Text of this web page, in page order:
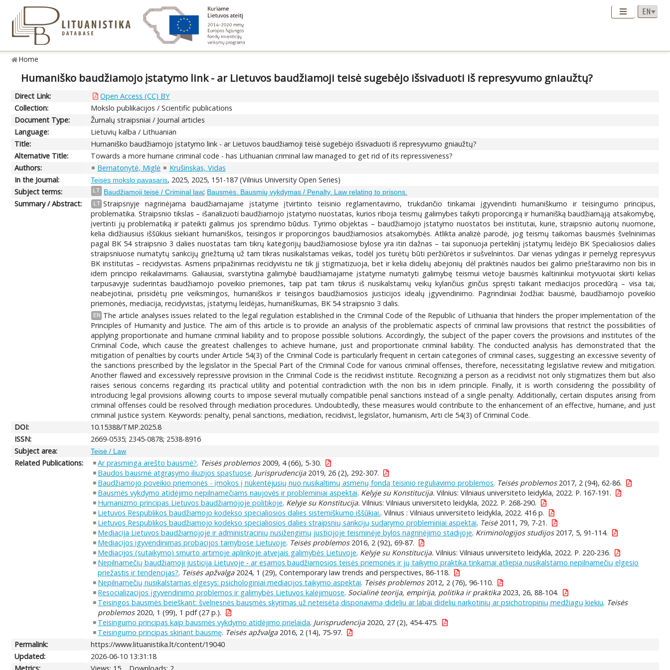
Home
Humaniško baudžiamojo įstatymo link - ar Lietuvos baudžiamoji teisė sugebėjo išsivaduoti iš represyvumo gniaužtų?
Direct Link:
Open Access (CC) BY
Collection:
Mokslo publikacijos / Scientific publications
Document Type:
Žurnalų straipsniai / Journal articles
Language:
Lietuvių kalba / Lithuanian
Title:
Humaniško baudžiamojo įstatymo link - ar Lietuvos baudžiamoji teisė sugebėjo išsivaduoti iš represyvumo gniaužtų?
Alternative Title:
Towards a more humane criminal code - has Lithuanian criminal law managed to get rid of its repressiveness?
Authors:
Bernatonytė, Miglė
Krušinskas, Vidas
In the Journal:
Teisės mokslo pavasaris, 2025, 2025, 151-187 (Vilnius University Open Series)
Subject terms:
LT Baudžiamoji teisė / Criminal law; Bausmės. Bausmių vykdymas / Penalty. Law relating to prisons.
Summary / Abstract: LT Straipsnyje nagrinėjama baudžiamajame įstatyme įtvirtinto teisinio reglamentavimo, trukdančio tinkamai įgyvendinti humaniškumo ir teisingumo principus,
problematika. Straipsnio tikslas – išanalizuoti baudžiamojo įstatymo nuostatas, kurios riboja teismų galimybes taikyti proporcingą ir humanišką baudžiamąją atsakomybę,
įvertinti jų problematiką ir pateikti galimus jos sprendimo būdus. Tyrimo objektas – baudžiamojo įstatymo nuostatos bei institutai, kurie, straipsnio autorių nuomone,
kelia didžiausius iššūkius siekiant humaniškos, teisingos ir proporcingos baudžiamosios atsakomybės. Atlikta analizė parodė, jog teismų taikomas bausmės švelninimas
pagal BK 54 straipsnio 3 dalies nuostatas tam tikrų kategorijų baudžiamosiose bylose yra itin dažnas – tai suponuoja perteklinį įstatymų leidėjo BK Specialiosios dalies
straipsniuose numatytų sankcijų griežtumą už tam tikras nusikalstamas veikas, todėl jos turėtų būti peržiūrėtos ir sušvelnintos. Dar vienas ydingas ir pernelyg represyvus
BK institutas – recidyvistas. Asmens pripažinimas recidyvistu ne tik jį stigmatizuoja, bet ir kelia didelių abejonių dėl praktinės naudos bei galimo prieštaravimo non bis in
idem principo reikalavimams. Galiausiai, svarstytina galimybė baudžiamajame įstatyme numatyti galimybę teismui vietoje bausmės kaltininkui motyvuotai skirti kelias
tarpusavyje suderintas baudžiamojo poveikio priemones, taip pat tam tikrus iš nusikalstamų veikų kylančius ginčus spręsti taikant mediacijos procedūrą – visa tai,
neabejotinai, prisidėtų prie veiksmingos, humaniškos ir teisingos baudžiamosios justicijos idealų įgyvendinimo. Pagrindiniai žodžiai: bausmė, baudžiamojo poveikio
priemonės, mediacija, recidyvistas, įstatymų leidėjas, humaniškumas, BK 54 straipsnio 3 dalis.
EN
The article analyses issues related to the legal regulation established in the Criminal Code of the Republic of Lithuania that hinders the proper implementation of the
Principles of Humanity and Justice. The aim of this article is to provide an analysis of the problematic aspects of criminal law provisions that restrict the possibilities of
applying proportionate and humane criminal liability and to propose possible solutions. Accordingly, the subject of the paper covers the provisions and institutes of the
Criminal Code, which cause the greatest challenges to achieve humane, just and proportionate criminal liability. The conducted analysis has demonstrated that the
mitigation of penalties by courts under Article 54(3) of the Criminal Code is particularly frequent in certain categories of criminal cases, suggesting an excessive severity of
the sanctions prescribed by the legislator in the Special Part of the Criminal Code for various criminal offenses, therefore, necessitating legislative review and mitigation.
Another flawed and excessively repressive provision in the Criminal Code is the recidivist institute. Recognizing a person as a recidivist not only stigmatizes them but also
raises serious concerns regarding its practical utility and potential contradiction with the non bis in idem principle. Finally, it is worth considering the possibility of
introducing legal provisions allowing courts to impose several mutually compatible penal sanctions instead of a single penalty. Additionally, certain disputes arising from
criminal offenses could be resolved through mediation procedures. Undoubtedly, these measures would contribute to the enhancement of an effective, humane, and just
criminal justice system. Keywords: penalty, penal sanctions, mediation, recidivist, legislator, humanism, Arti cle 54(3) of Criminal Code.
DOI:
10.15388/TMP.2025.8
ISSN:
2669-0535; 2345-0878; 2538-8916
Subject area:
Teisė / Law
Related Publications: Ar prasminga arešto bausmė?. Teisės problemos2009, 4 (66), 5-30.
Baudos bausmė atgrasymo iliuzijos spąstuose. Jurisprudencija2019, 26 (2), 292-307.
Baudžiamojo poveikio priemonės - įmokos į nukentėjusių nuo nusikaltimų asmenų fondą teisinio reguliavimo problemos. Teisės problemos2017, 2 (94), 62-86.
Bausmės vykdymo atidėjimo nepilnamečiams naujovės ir probleminiai aspektai. Kelyje su Konstitucija. Vilnius: Vilniaus universiteto leidykla, 2022. P. 167-191.
Humanizmo principas Lietuvos baudžiamojoje politikoje. Kelyje su Konstitucija. Vilnius: Vilniaus universiteto leidykla, 2022. P. 268-290.
Lietuvos Respublikos baudžiamojo kodekso specialiosios dalies sistemiškumo iššūkiai.. Vilnius : Vilniaus universiteto leidykla, 2022. 416 p.
Lietuvos Respublikos baudžiamojo kodekso specialiosios dalies straipsnių sankcijų sudarymo probleminiai aspektai. Teisė2011, 79, 7-21.
Mediacija Lietuvos baudžiamojoje ir administracinių nusižengimų justicijoje teisminėje bylos nagrinėjimo stadijoje. Kriminologijos studijos2017, 5, 91-114.
Mediacijos igyvendinimas probacijos tarnybose Lietuvoje. Teisės problemos2016, 2 (92), 69-87.
Mediacijos (sutaikymo) smurto artimoje aplinkoje atvejais galimybės Lietuvoje. Kelyje su Konstitucija. Vilnius: Vilniaus universiteto leidykla, 2022. P. 220-236.
Nepilnamečių baudžiamoji justicija Lietuvoje - ar esamos baudžiamosios teisės priemonės ir jų taikymo praktika tinkamai atliepia nusikalstamo nepilnamečių elgesio
priežastis ir tendencijas?. Teisės apžvalga2024, 1 (29), Contemporary law trends and perspectives, 86-118.
Nepilnamečių nusikalstamas elgesys: psichologiniai mediacijos taikymo aspektai. Teisės problemos2012, 2 (76), 96-110.
Resocializacijos įgyvendinimo problemos ir galimybės Lietuvos kalėjimuose. Socialinė teorija, empirija, politika ir praktika2023, 26, 88-104.
Teisingos bausmės beieškant: švelnesnės bausmės skyrimas už neteisėtą disponavimą dideliu ar labai dideliu narkotinių ar psichotropinių medžiagų kiekiu. Teisės
problemos2020, 1 (99), 1 pdf (27 p.).
Teisingumo principas kaip bausmės vykdymo atidėjimo prielaida. Jurisprudencija2020, 27 (2), 454-475.
Teisingumo principas skiriant bausmę. Teisės apžvalga2016, 2 (14), 75-97.
Permalink:
https://www.lituanistika.lt/content/19040
Updated:
2026-06-10 13:31:18
Metrics:
Views: 15 Downloads: 2